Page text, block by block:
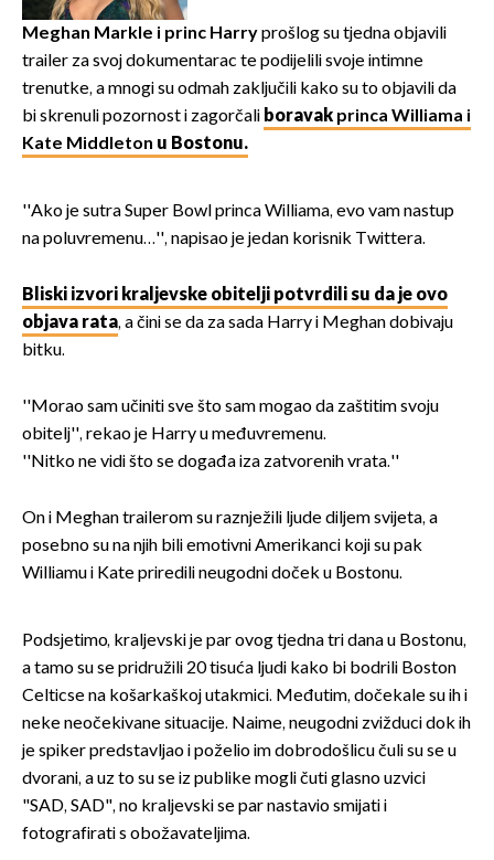
Meghan Markle i princ Harryprošlog su tjedna objavili
trailer za svoj dokumentarac te podijelili svoje intimne
trenutke, a mnogi su odmah zaključili kako su to objavili da
bi skrenuli pozornost i zagorčali boravak princa Williama i
Kate Middleton u Bostonu.
''Ako je sutra Super Bowl princa Williama, evo vam nastup
na poluvremenu…'', napisao je jedan korisnik Twittera.
Bliski izvori kraljevske obitelji potvrdili su da je ovo
objava rata, a čini se da za sada Harry i Meghan dobivaju
bitku.
''Morao sam učiniti sve što sam mogao da zaštitim svoju
obitelj'', rekao je Harry u međuvremenu.
''Nitko ne vidi što se događa iza zatvorenih vrata.''
On i Meghan trailerom su raznježili ljude diljem svijeta, a
posebno su na njih bili emotivni Amerikanci koji su pak
Williamu i Kate priredili neugodni doček u Bostonu.
Podsjetimo, kraljevski je par ovog tjedna tri dana u Bostonu,
a tamo su se pridružili 20 tisuća ljudi kako bi bodrili Boston
Celticse na košarkaškoj utakmici. Međutim, dočekale su ih i
neke neočekivane situacije. Naime, neugodni zvižduci dok ih
je spiker predstavljao i poželio im dobrodošlicu čuli su se u
dvorani, a uz to su se iz publike mogli čuti glasno uzvici
"SAD, SAD", no kraljevski se par nastavio smijati i
fotografirati s obožavateljima.